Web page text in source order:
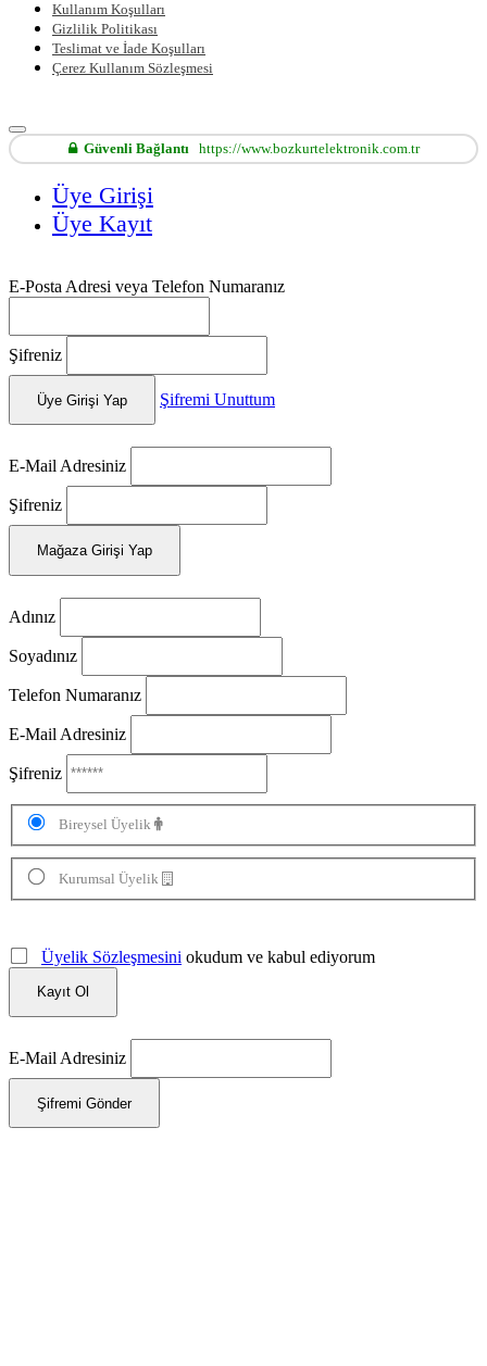
Kullanım Koşulları
Gizlilik Politikası
Teslimat ve İade Koşulları
Çerez Kullanım Sözleşmesi
Güvenli Bağlantıhttps://www.bozkurtelektronik.com.tr
Üye Girişi
Üye Kayıt
E-Posta Adresi veya Telefon Numaranız
Şifreniz
Üye Girişi Yap Şifremi Unuttum
E-Mail Adresiniz
Şifreniz
Mağaza Girişi Yap
Adınız
Soyadınız
Telefon Numaranız
E-Mail Adresiniz
Şifreniz
Bireysel Üyelik
Kurumsal Üyelik
Üyelik Sözleşmesini okudum ve kabul ediyorum
Kayıt Ol
E-Mail Adresiniz
Şifremi Gönder